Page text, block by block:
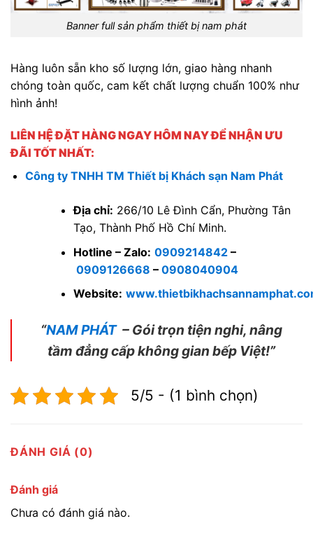
Banner full sản phẩm thiết bị nam phát
Hàng luôn sẵn kho số lượng lớn, giao hàng nhanh
chóng toàn quốc, cam kết chất lượng chuẩn 100% như
hình ảnh!
LIÊN HỆ ĐẶT HÀNG NGAY HÔM NAY ĐỂ NHẬN ƯU
ĐÃI TỐT NHẤT:
Công ty TNHH TM Thiết bị Khách sạn Nam Phát
Địa chỉ: 266/10 Lê Đình Cẩn, Phường Tân
Tạo, Thành Phố Hồ Chí Minh.
Hotline – Zalo: 0909214842–
0909126668 – 0908040904
Website:
“NAM PHÁT– Gói trọn tiện nghi, nâng
tầm đẳng cấp không gian bếp Việt!”
5/5 - (1 bình chọn)
ĐÁNH GIÁ (0)
Đánh giá
Chưa có đánh giá nào.